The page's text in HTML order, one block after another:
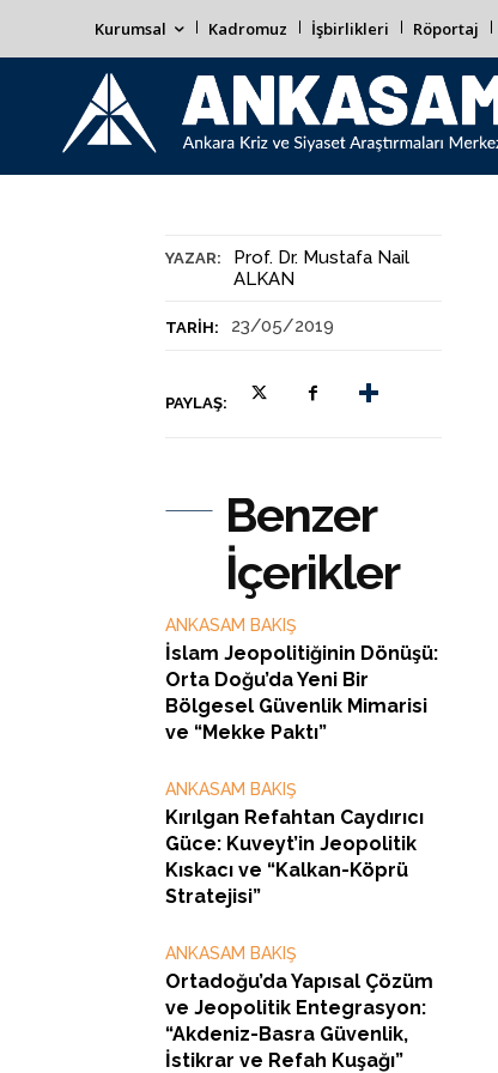
Kurumsal Kadromuz İşbirlikleri Röportaj
YAZAR:
Prof. Dr. Mustafa Nail
ALKAN
TARIH: 23/05/2019
PAYLAŞ:
Benzer
İçerikler
ANKASAM BAKIŞ
İslam Jeopolitiğinin Dönüşü:
Orta Doğu’da Yeni Bir
Bölgesel Güvenlik Mimarisi
ve “Mekke Paktı”
ANKASAM BAKIŞ
Kırılgan Refahtan Caydırıcı
Güce: Kuveyt’in Jeopolitik
Kıskacı ve “Kalkan-Köprü
Stratejisi”
ANKASAM BAKIŞ
Ortadoğu’da Yapısal Çözüm
ve Jeopolitik Entegrasyon:
“Akdeniz-Basra Güvenlik,
İstikrar ve Refah Kuşağı”